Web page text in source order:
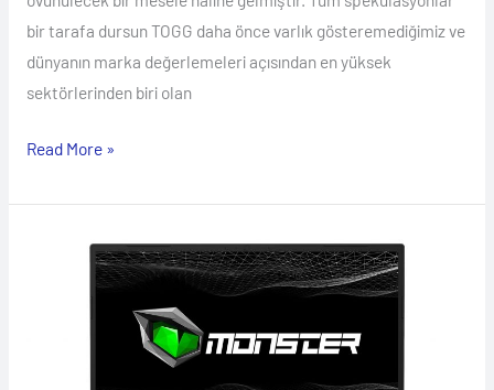
bir tarafa dursun TOGG daha önce varlık gösteremediğimiz ve
dünyanın marka değerlemeleri açısından en yüksek
sektörlerinden biri olan
Read More »